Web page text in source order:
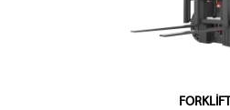
FORKLİFT